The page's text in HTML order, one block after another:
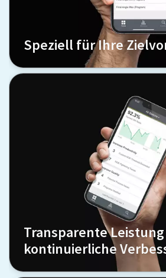
Speziell für Ihre
Transparente
kontinuierliche